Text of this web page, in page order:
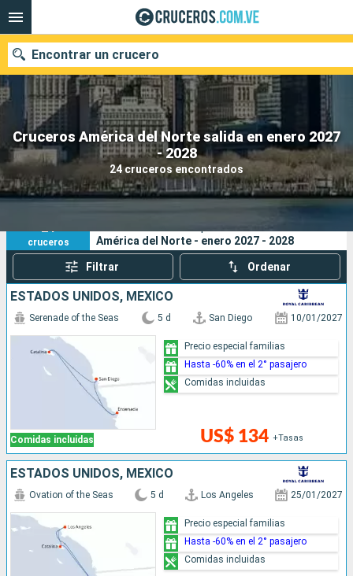
Cruceros América del Norte salida en enero 2027
- 2028
24 cruceros encontrados
Encontrar un crucero
Nuestros destinos
Fecha de salida
Buscar
24
cruceros
América del Norte - enero 2027 - 2028
Filtrar Ordenar
ESTADOS UNIDOS, MÉXICO
Comidas incluidas
Serenade of the Seas 5 d San Diego 10/01/2027
US$ 134 +Tasas
Precio especial familias
Hasta -60% en el 2° pasajero
Comidas incluidas
ESTADOS UNIDOS, MÉXICO
Ovation of the Seas 5 d Los Angeles 25/01/2027
Precio especial familias
Hasta -60% en el 2° pasajero
Comidas incluidas